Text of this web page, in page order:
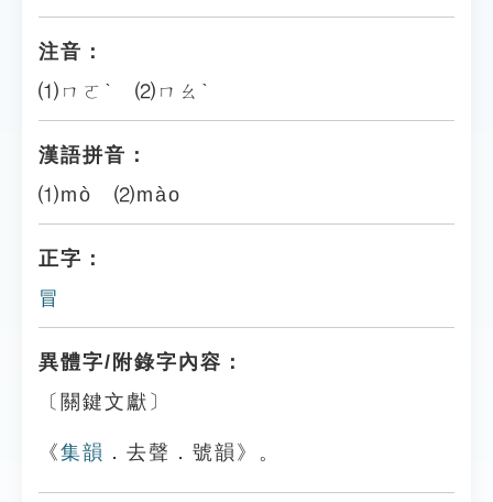
注音：
⑴ㄇㄛˋ ⑵ㄇㄠˋ
漢語拼音：
⑴mò ⑵mào
正字：
冒
異體字/附錄字內容：
〔關鍵文獻〕
《集韻 ．去聲．號韻》。